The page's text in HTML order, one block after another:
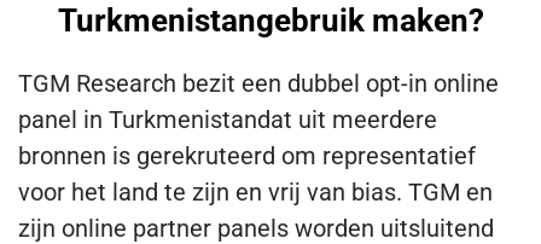
Turkmenistangebruik maken?
TGM Research bezit een dubbel opt-in online
panel in Turkmenistandat uit meerdere
bronnen is gerekruteerd om representatief
voor het land te zijn en vrij van bias. TGM en
zijn online partner panels worden uitsluitend